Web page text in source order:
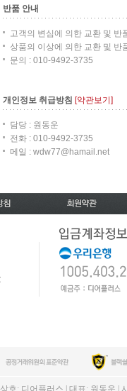
반품 안내
고객의 변심에 의한 교환 및 반
상품의 이상에 의한 교환 및 반
문의 : 010-9492-3735
개인정보 취급방침 [약관보기]
담당 : 원동운
전화 : 010-9492-3735
메일 : wdw77@hamail.net
상호: 디어플러스 | 대표: 원동운 |